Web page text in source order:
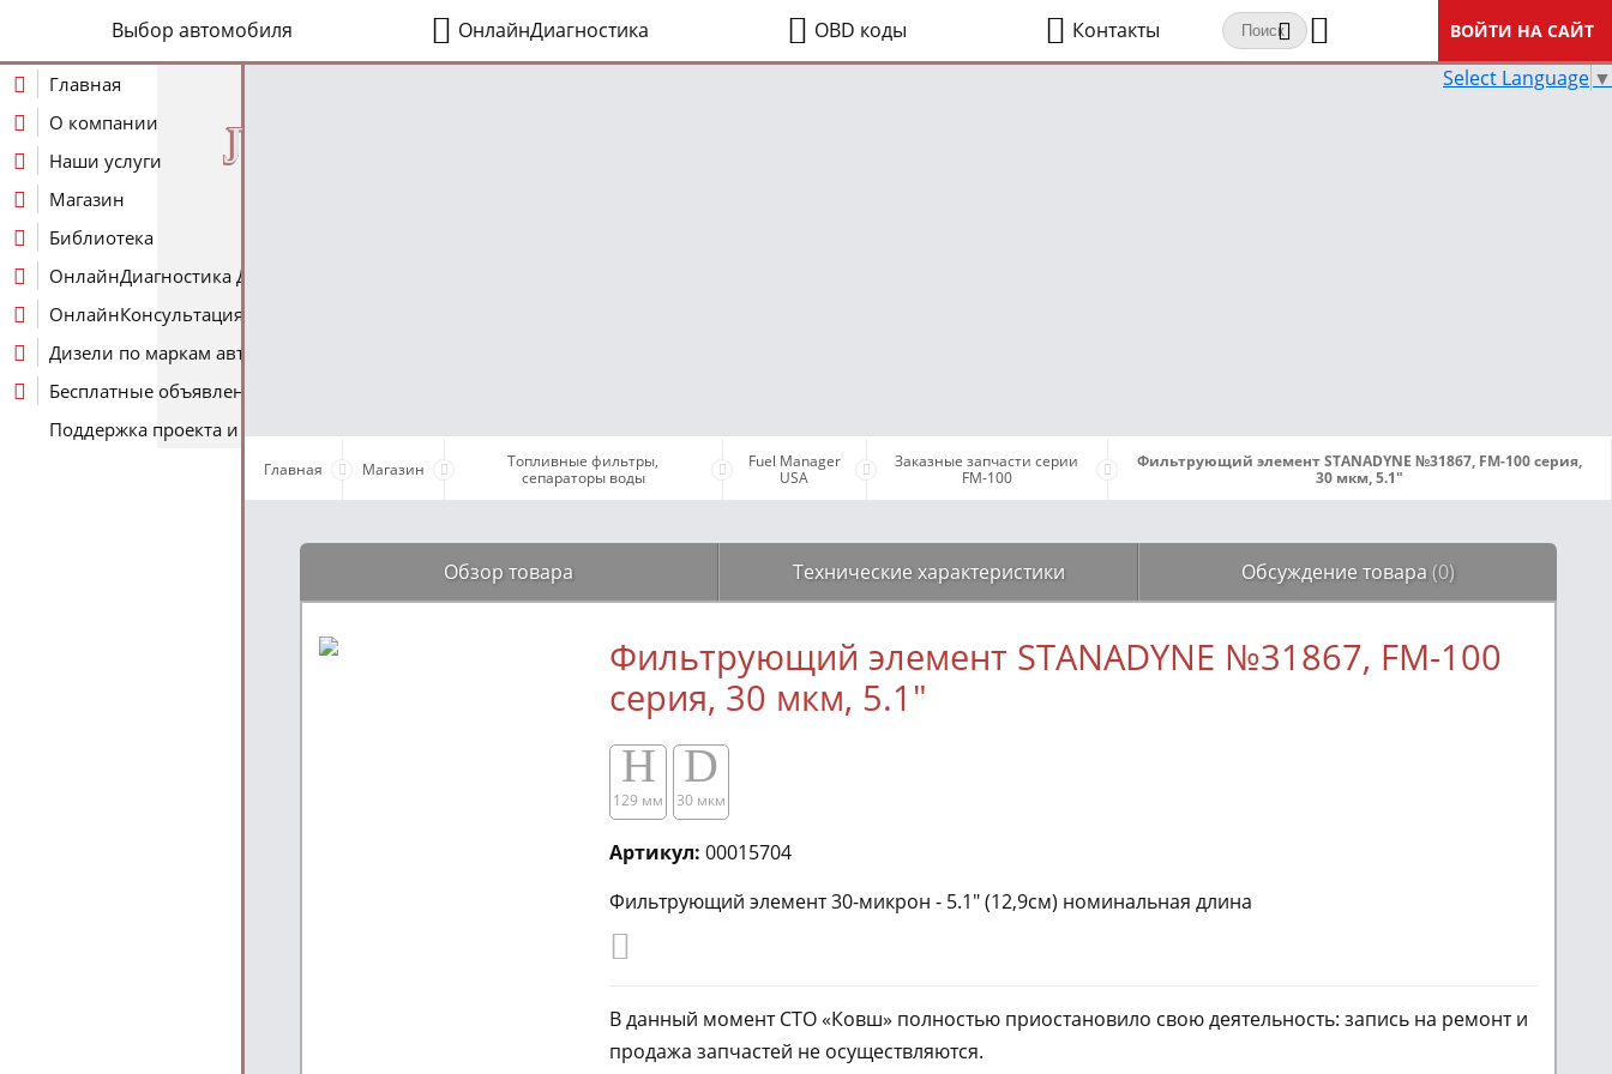
Выбор автомобиля ОнлайнДиагностика OBD коды Контакты ВОЙТИ НА САЙТ
J
Главная
О компании
Наши услуги
Магазин
Библиотека
ОнлайнДиагностика Дизеля
ОнлайнКонсультация по Дизелю
Дизели по маркам авто
Бесплатные объявления
Поддержка проекта и оплата услуг
Select Language ▼
Главная Магазин
Топливные фильтры,
сепараторы воды
Fuel Manager
USA
Заказные запчасти серии
FM-100
Фильтрующий элемент STANADYNE №31867, FM-100 серия,
30 мкм, 5.1"
Обзор товара Технические характеристики Обсуждение товара (0)
Фильтрующий элемент STANADYNE №31867, FM-100
серия, 30 мкм, 5.1"
H
129 мм
D
30 мкм
Артикул: 00015704
Фильтрующий элемент 30-микрон - 5.1" (12,9см) номинальная длина
В данный момент СТО «Ковш» полностью приостановило свою деятельность: запись на ремонт и
продажа запчастей не осуществляются.